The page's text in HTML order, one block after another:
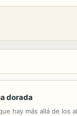
dorada
hay más allá de